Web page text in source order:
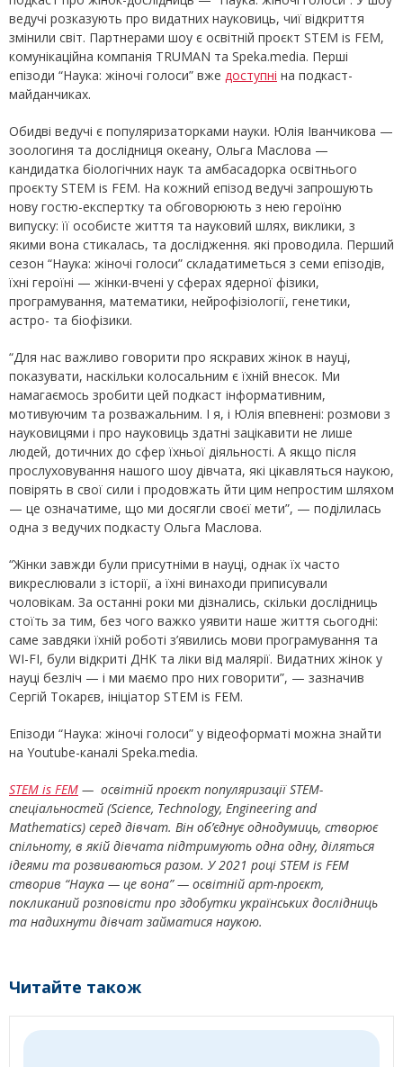
ведучі розказують про видатних науковиць, чиї відкриття
змінили світ. Партнерами шоу є освітній проєкт STEM is FEM,
комунікаційна компанія TRUMAN та Speka.media. Перші
епізоди “Наука: жіночі голоси” вже доступні на подкаст-
майданчиках.
Обидві ведучі є популяризаторками науки. Юлія Іванчикова —
зоологиня та дослідниця океану, Ольга Маслова —
кандидатка біологічних наук та амбасадорка освітнього
проєкту STEM is FEM. На кожний епізод ведучі запрошують
нову гостю-експертку та обговорюють з нею героїню
випуску: її особисте життя та науковий шлях, виклики, з
якими вона стикалась, та дослідження. які проводила. Перший
сезон “Наука: жіночі голоси” складатиметься з семи епізодів,
їхні героїні — жінки-вчені у сферах ядерної фізики,
програмування, математики, нейрофізіології, генетики,
астро- та біофізики.
“Для нас важливо говорити про яскравих жінок в науці,
показувати, наскільки колосальним є їхній внесок. Ми
намагаємось зробити цей подкаст інформативним,
мотивуючим та розважальним. І я, і Юлія впевнені: розмови з
науковицями і про науковиць здатні зацікавити не лише
людей, дотичних до сфер їхньої діяльності. А якщо після
прослуховування нашого шоу дівчата, які цікавляться наукою,
повірять в свої сили і продовжать йти цим непростим шляхом
— це означатиме, що ми досягли своєї мети”, — поділилась
одна з ведучих подкасту Ольга Маслова.
“Жінки завжди були присутніми в науці, однак їх часто
викреслювали з історії, а їхні винаходи приписували
чоловікам. За останні роки ми дізнались, скільки дослідниць
стоїть за тим, без чого важко уявити наше життя сьогодні:
саме завдяки їхній роботі з’явились мови програмування та
WI-FI, були відкриті ДНК та ліки від малярії. Видатних жінок у
науці безліч — і ми маємо про них говорити”, — зазначив
Сергій Токарєв, ініціатор STEM is FEM.
Епізоди “Наука: жіночі голоси” у відеоформаті можна знайти
на Youtube-каналі Speka.media.
STEM is FEM — освітній проєкт популяризації STEM-
спеціальностей (Science, Technology, Engineering and
Mathematics) серед дівчат. Він об’єднує однодумиць, створює
спільноту, в якій дівчата підтримують одна одну, діляться
ідеями та розвиваються разом. У 2021 році STEM is FEM
створив “Наука — це вона” — освітній арт-проєкт,
покликаний розповісти про здобутки українських дослідниць
та надихнути дівчат займатися наукою.
Читайте також